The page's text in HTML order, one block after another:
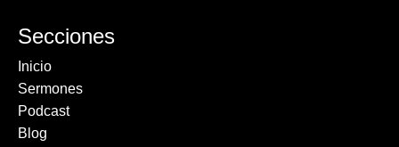
Secciones
Inicio
Sermones
Podcast
Blog